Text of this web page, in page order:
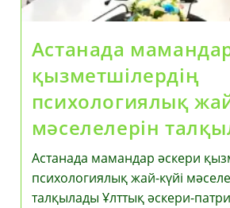
Астанада
қызметшілердің
психологиялық
мәселелерін
Астанада мамандар әскери
психологиялық жай-күйі
талқылады Ұлттық әскери-